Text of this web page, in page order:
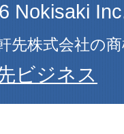
Nokisaki
先株式会社の
ビジネス